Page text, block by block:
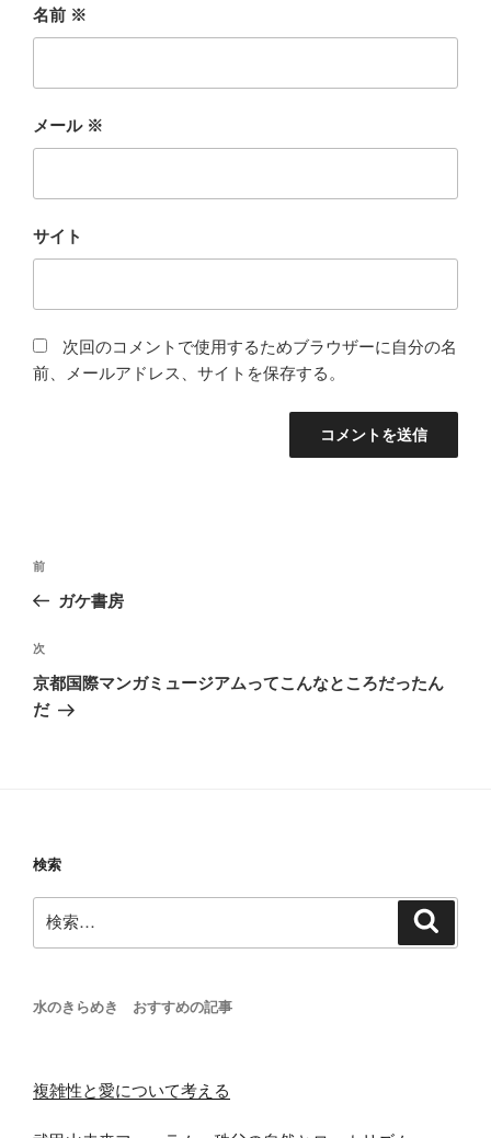
名前 ※
メール ※
サイト
次回のコメントで使用するためブラウザーに自分の名
前、メールアドレス、サイトを保存する。
投
ビ
ゲ
ー
前
の
稿
前
ガケ書房
次
の
投
次
京都国際マンガミュージアムってこんなところだったん
だ
検索
索:
水のきらめき おすすめの記事
複雑性と愛について考える